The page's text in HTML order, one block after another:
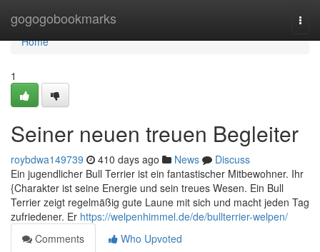
gogogobookmarks
Home
Home
1
Seiner neuen treuen Begleiter
roybdwa149739 410 days ago News
Discuss
Ein jugendlicher Bull Terrier ist ein fantastischer Mitbewohner. Ihr
{Charakter ist seine Energie und sein treues Wesen. Ein Bull
Terrier zeigt regelmäßig gute Laune mit sich und macht jeden Tag
zufriedener. Er https://welpenhimmel.de/de/bullterrier-welpen/
Comments
Who Upvoted